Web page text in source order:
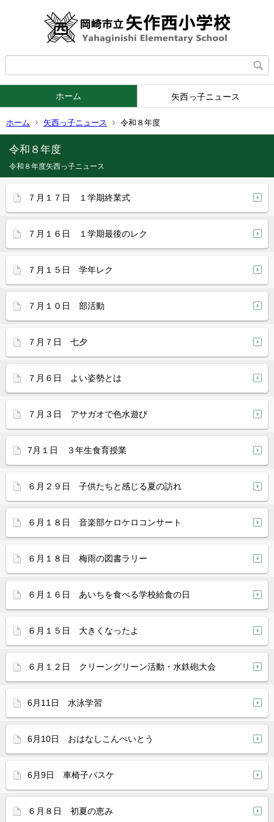
ホーム 矢西っ子ニュース
ホーム 矢西っ子ニュース 令和８年度
令和８年度
令和８年度矢西っ子ニュース
７月１７日 １学期終業式
７月１６日 １学期最後のレク
７月１５日 学年レク
７月１０日 部活動
７月７日 七夕
７月６日 よい姿勢とは
７月３日 アサガオで色水遊び
7月１日 ３年生食育授業
６月２９日 子供たちと感じる夏の訪れ
６月１８日 音楽部ケロケロコンサート
６月１８日 梅雨の図書ラリー
６月１６日 あいちを食べる学校給食の日
６月１５日 大きくなったよ
６月１２日 クリーングリーン活動・水鉄砲大会
6月11日 水泳学習
6月10日 おはなしこんぺいとう
6月9日 車椅子バスケ
６月８日 初夏の恵み